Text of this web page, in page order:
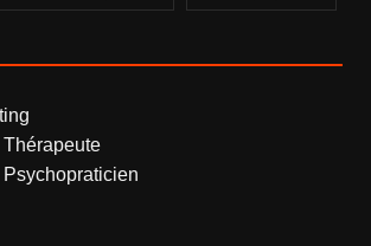
Thérapeute
Psychopraticien